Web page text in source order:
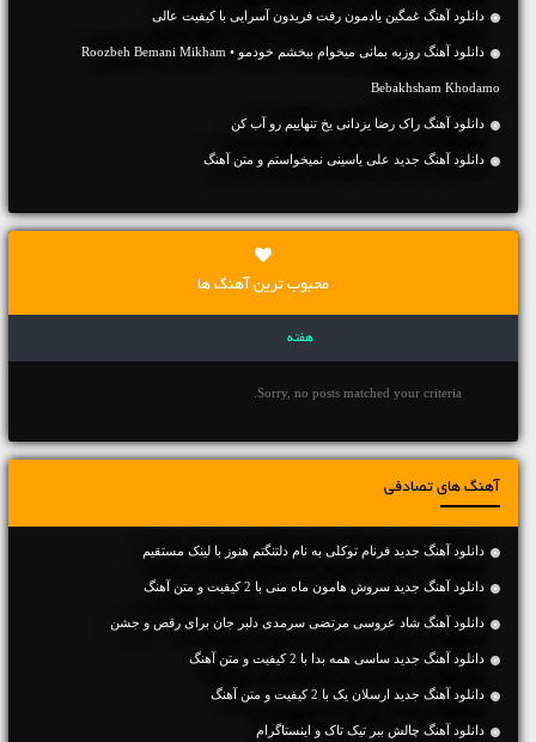
دانلود آهنگ غمگین یادمون رفت فریدون آسرایی با کیفیت عالی
دانلود آهنگ روزبه بمانی میخوام ببخشم خودمو • Roozbeh Bemani Mikham
Bebakhsham Khodamo
دانلود آهنگ راک رضا یزدانی یخ تنهاییم رو آب کن
دانلود آهنگ جديد علی یاسینی نمیخواستم و متن آهنگ
محبوب ترین آهنگ ها
هفته
Sorry, no posts matched your criteria.
آهنگ های تصادفی
دانلود آهنگ جديد فرنام توکلی به نام دلتنگتم هنوز با لینک مستقیم
دانلود آهنگ جديد سروش هامون ماه منی با 2 کیفیت و متن آهنگ
دانلود آهنگ شاد عروسی مرتضی سرمدی دلبر جان برای رقص و جشن
دانلود آهنگ جديد ساسی همه بدا با 2 کیفیت و متن آهنگ
دانلود آهنگ جديد ارسلان یک با 2 کیفیت و متن آهنگ
دانلود آهنگ چالش ببر تیک تاک و اینستاگرام